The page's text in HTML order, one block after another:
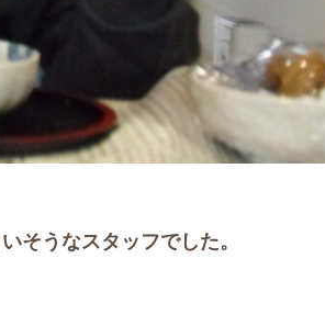
そうなスタッフでした。